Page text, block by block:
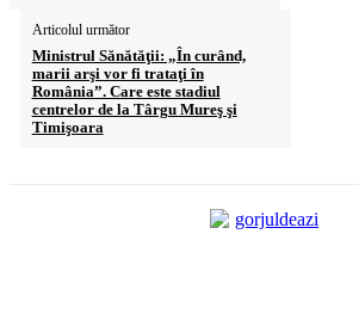
Articolul următor
Ministrul Sănătăţii: „În curând,
marii arşi vor fi trataţi în
România”. Care este stadiul
centrelor de la Târgu Mureş şi
Timişoara